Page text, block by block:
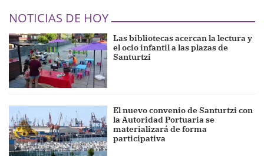
NOTICIAS DE HOY
Las bibliotecas acercan la lectura y
el ocio infantil a las plazas de
Santurtzi
El nuevo convenio de Santurtzi con
la Autoridad Portuaria se
materializará de forma
participativa